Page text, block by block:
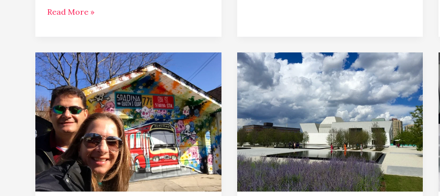
Read More »
Grafite
em
Toronto
–
David
French
Lane
Museu
Khan
em
Toronto
gratuito
esse
final
de
semana
(20